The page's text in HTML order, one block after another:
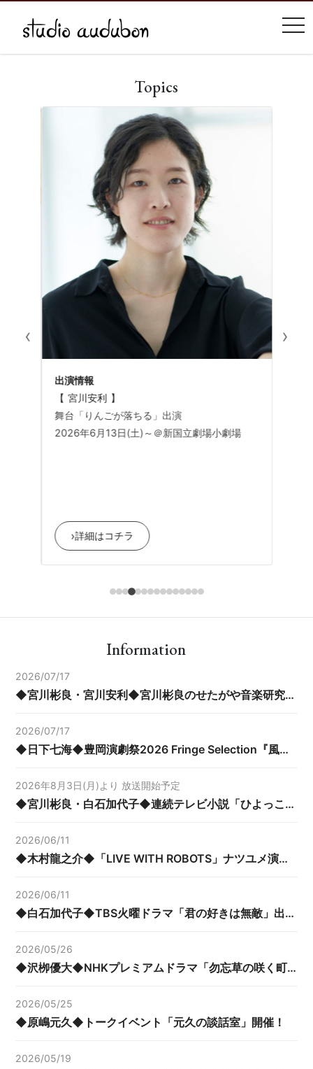
Topics
‹
出演情報
【 宮川安利 】
舞台「りんごが落ちる」出演
2026年6月13日(土)～＠新国立劇場小劇場
›詳細はコチラ
›
Information
2026/07/17
◆宮川彬良・宮川安利◆宮川彬良のせたがや音楽研究所 #18 「ひらがな？メロディ？ 言葉で遊ぼうウンジャラゲ！」出演
2026/07/17
◆日下七海◆豊岡演劇祭2026 Fringe Selection『風』（演出：一川華）出演！
2026年8月3日(月)より 放送開始予定
◆宮川彬良・白石加代子◆連続テレビ小説「ひよっこ」再放送決定！
2026/06/11
◆木村龍之介◆「LIVE WITH ROBOTS」ナツユメ演出！
2026/06/11
◆白石加代子◆TBS火曜ドラマ「君の好きは無敵」出演！
2026/05/26
◆沢栁優大◆NHKプレミアムドラマ「勿忘草の咲く町で ～安曇野診療記～」出演！
2026/05/25
◆原嶋元久◆トークイベント「元久の談話室」開催！
2026/05/19